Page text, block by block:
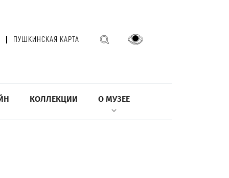
ПУШКИНСКАЯ КАРТА
КОЛЛЕКЦИИ О МУЗЕЕ